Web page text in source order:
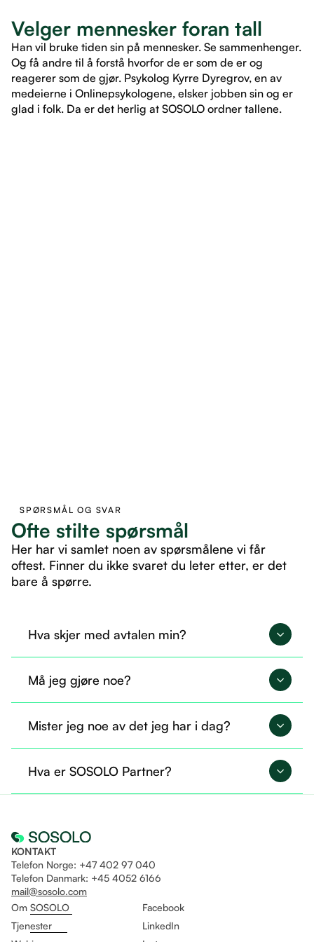
Velger mennesker foran tall
Han vil bruke tiden sin på mennesker. Se sammenhenger.
Og få andre til å forstå hvorfor de er som de er og
reagerer som de gjør. Psykolog Kyrre Dyregrov, en av
medeierne i Onlinepsykologene, elsker jobben sin og er
glad i folk. Da er det herlig at SOSOLO ordner tallene.
SPØRSMÅL OG SVAR
Ofte stilte spørsmål
Her har vi samlet noen av spørsmålene vi får
oftest. Finner du ikke svaret du leter etter, er det
bare å spørre.
Hva skjer med avtalen min?
nøyaktig samme måte.
Må jeg gjøre noe?
overført, og du kan fortsette som før.
Mister jeg noe av det jeg har i dag?
bruker. I tillegg får du mulighet til å ta i bruk flere
Hva er SOSOLO Partner?
KONTAKT
Telefon Norge: +47 402 97 040
Telefon Danmark: +45 4052 6166
mail@sosolo.com
Om SOSOLO
Tjenester
Facebook
LinkedIn